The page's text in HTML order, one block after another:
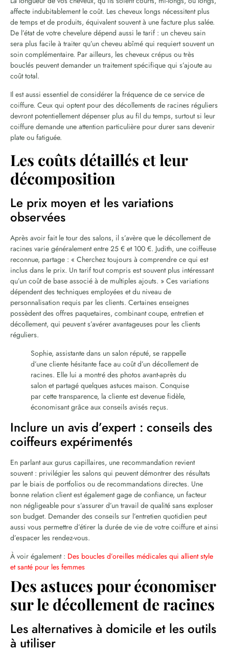
affecte indubitablement le coût. Les cheveux longs nécessitent plus
de temps et de produits, équivalent souvent à une facture plus salée.
De l’état de votre chevelure dépend aussi le tarif : un cheveu sain
sera plus facile à traiter qu’un cheveu abîmé qui requiert souvent un
soin complémentaire. Par ailleurs, les cheveux crépus ou très
bouclés peuvent demander un traitement spécifique qui s’ajoute au
coût total.
Il est aussi essentiel de considérer la fréquence de ce service de
coiffure. Ceux qui optent pour des décollements de racines réguliers
devront potentiellement dépenser plus au fil du temps, surtout si leur
coiffure demande une attention particulière pour durer sans devenir
plate ou fatiguée.
Les coûts détaillés et leur
décomposition
Le prix moyen et les variations
observées
Après avoir fait le tour des salons, il s’avère que le décollement de
racines varie généralement entre 25 € et 100 €. Judith, une coiffeuse
reconnue, partage : « Cherchez toujours à comprendre ce qui est
inclus dans le prix. Un tarif tout compris est souvent plus intéressant
qu’un coût de base associé à de multiples ajouts. » Ces variations
dépendent des techniques employées et du niveau de
personnalisation requis par les clients. Certaines enseignes
possèdent des offres paquetaires, combinant coupe, entretien et
décollement, qui peuvent s’avérer avantageuses pour les clients
réguliers.
Sophie, assistante dans un salon réputé, se rappelle
d’une cliente hésitante face au coût d’un décollement de
racines. Elle lui a montré des photos avant-après du
salon et partagé quelques astuces maison. Conquise
par cette transparence, la cliente est devenue fidèle,
économisant grâce aux conseils avisés reçus.
Inclure un avis d’expert : conseils des
coiffeurs expérimentés
En parlant aux gurus capillaires, une recommandation revient
souvent : privilégier les salons qui peuvent démontrer des résultats
par le biais de portfolios ou de recommandations directes. Une
bonne relation client est également gage de confiance, un facteur
non négligeable pour s’assurer d’un travail de qualité sans exploser
son budget. Demander des conseils sur l’entretien quotidien peut
aussi vous permettre d’étirer la durée de vie de votre coiffure et ainsi
d’espacer les rendez-vous.
À voir également : Des boucles d’oreilles médicales qui allient style
et santé pour les femmes
Des astuces pour économiser
sur le décollement de racines
Les alternatives à domicile et les outils
à utiliser